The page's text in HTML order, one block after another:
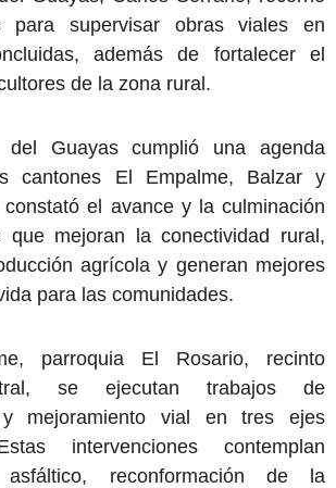
para supervisar obras viales en
además de fortalecer el
de la zona rural.
del Guayas cumplió una agenda
cantones El Empalme, Balzar y
el avance y la culminación
que mejoran la conectividad rural,
agrícola y generan mejores
para las comunidades.
parroquia El Rosario, recinto
se ejecutan trabajos de
y mejoramiento vial en tres ejes
intervenciones contemplan
asfáltico, reconformación de la